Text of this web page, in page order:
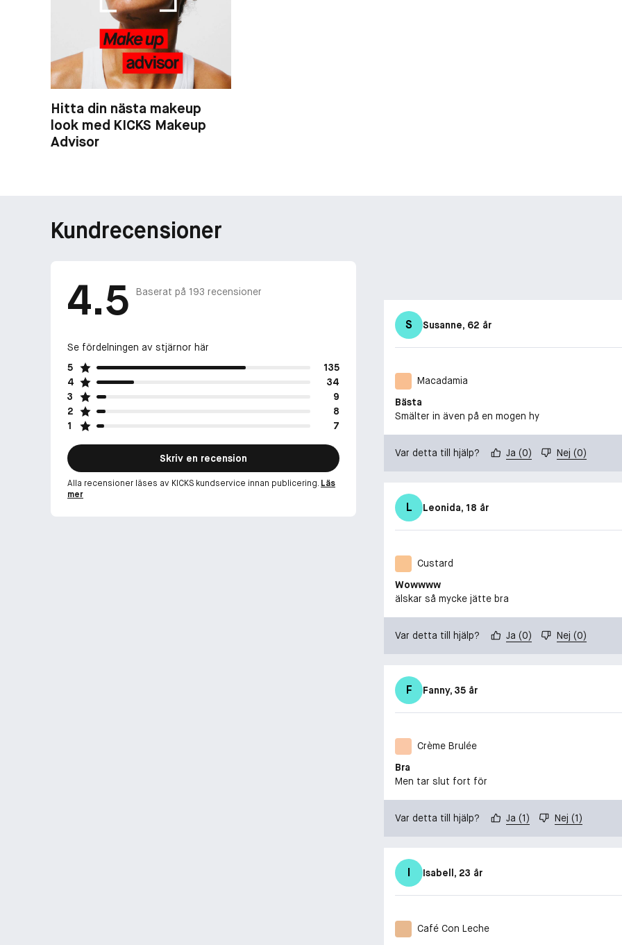
Hitta din nästa makeup
look med KICKS Makeup
Advisor
Kundrecensioner
4.5 Baserat på 193 recensioner
Se fördelningen av stjärnor här
5
135
4
34
3
9
2
8
1
7
Skriv en recension
Alla recensioner läses av KICKS kundservice innan publicering. Läs
mer
S Susanne, 62 år
Macadamia
Bästa
Smälter in även på en mogen hy
Var detta till hjälp? Ja (0) Nej (0)
L Leonida, 18 år
Custard
Wowwww
älskar så mycke jätte bra
Var detta till hjälp? Ja (0) Nej (0)
F Fanny, 35 år
Crème Brulée
Bra
Men tar slut fort för
Var detta till hjälp? Ja (1) Nej (1)
I Isabell, 23 år
Café Con Leche